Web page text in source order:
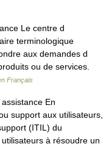
Le centre d
terminologique
aux demandes d
ou de services.
Français
En
support aux utilisateurs,
(ITIL) du
à résoudre un